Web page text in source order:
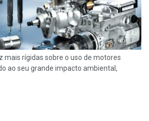
mais rígidas sobre o uso de motores
ao seu grande impacto ambiental,